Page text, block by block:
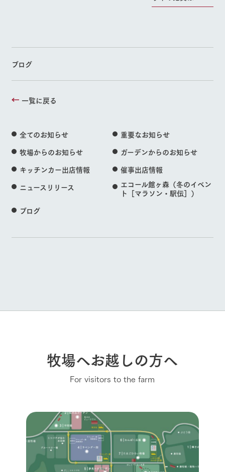
ブログ
一覧に戻る
全てのお知らせ
重要なお知らせ
牧場からのお知らせ
ガーデンからのお知らせ
キッチンカー出店情報
催事出店情報
ニュースリリース
エコール館ヶ森（冬のイベン
ト［マラソン・駅伝］）
ブログ
牧場へお越しの方へ
For visitors to the farm